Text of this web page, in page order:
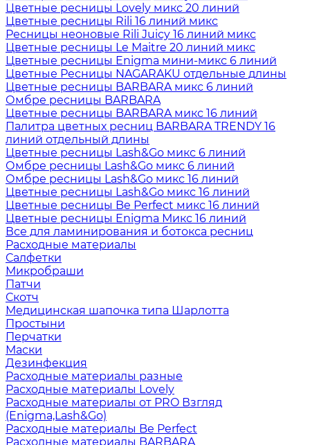
Цветные ресницы Lovely микс 20 линий
Цветные ресницы Rili 16 линий микс
Ресницы неоновые Rili Juicy 16 линий микс
Цветные ресницы Le Maitre 20 линий микс
Цветные ресницы Enigma мини-микс 6 линий
Цветные Ресницы NAGARAKU отдельные длины
Цветные ресницы BARBARA микс 6 линий
Омбре ресницы BARBARA
Цветные ресницы BARBARA микс 16 линий
Палитра цветных ресниц BARBARA TRENDY 16
линий отдельный длины
Цветные ресницы Lash&Go микс 6 линий
Омбре ресницы Lash&Go микс 6 линий
Омбре ресницы Lash&Go микс 16 линий
Цветные ресницы Lash&Go микс 16 линий
Цветные ресницы Be Perfect микс 16 линий
Цветные ресницы Enigma Микс 16 линий
Все для ламинирования и ботокса ресниц
Расходные материалы
Салфетки
Микробраши
Патчи
Скотч
Медицинская шапочка типа Шарлотта
Простыни
Перчатки
Маски
Дезинфекция
Расходные материалы разные
Расходные материалы Lovely
Расходные материалы от PRO Взгляд
(Enigma,Lash&Go)
Расходные материалы Be Perfect
Расходные материалы BARBARA